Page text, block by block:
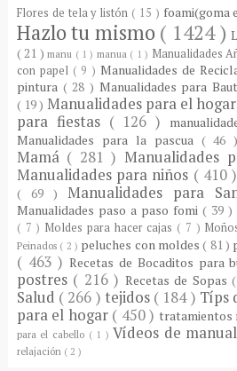
Flores de tela y listón ( 15 ) foami(goma
Hazlo tu mismo ( 1424 )
( 21 )manu ( 1 ) manua ( 1 ) Manualidades
con papel ( 9 )Manualidades de
pintura ( 28 ) Manualidades para
( 19 ) Manualidades para el hogar
para fiestas ( 126 )
Manualidades para la pascua (
Mamá ( 281 ) Manualidades
Manualidades para niños ( 410 )
( 69 )Manualidades para
Manualidades paso a paso fomi ( 39 )
( 7 ) Moldes para hacer cajas ( 7 )
Peinados ( 2 ) peluches con moldes( 81 )
( 463 )Recetas de Bocaditos para
postres ( 216 ) Recetas de Sopas
Salud ( 266 ) tejidos ( 184 ) Típs
para el hogar ( 450 ) tratamientos
para el cabello ( 1 ) Vídeos de
relajación ( 2 )